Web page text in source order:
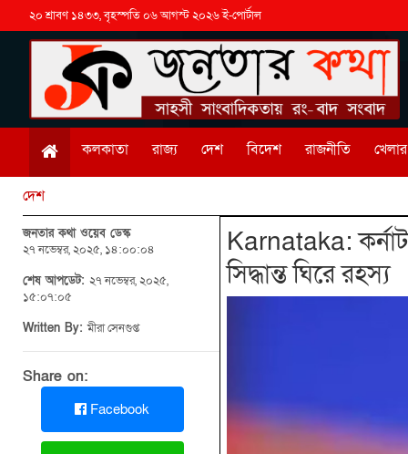
২০ শ্রাবণ ১৪৩৩, বৃহস্পতি ০৬ আগস্ট ২০২৬ ই-পোর্টাল
কলকাতা রাজ্য দেশ বিদেশ রাজনীতি
দেশ
জনতার কথা ওয়েব ডেস্ক
২৭ নভেম্বর, ২০২৫, ১৪:০০:০৪
শেষ আপডেট: ২৭ নভেম্বর, ২০২৫,
১৫:০৭:০৫
Written By:মীরা সেনগুপ্ত
Share on:
Facebook
Karnataka:
সিদ্ধান্ত ঘিরে রহস্য